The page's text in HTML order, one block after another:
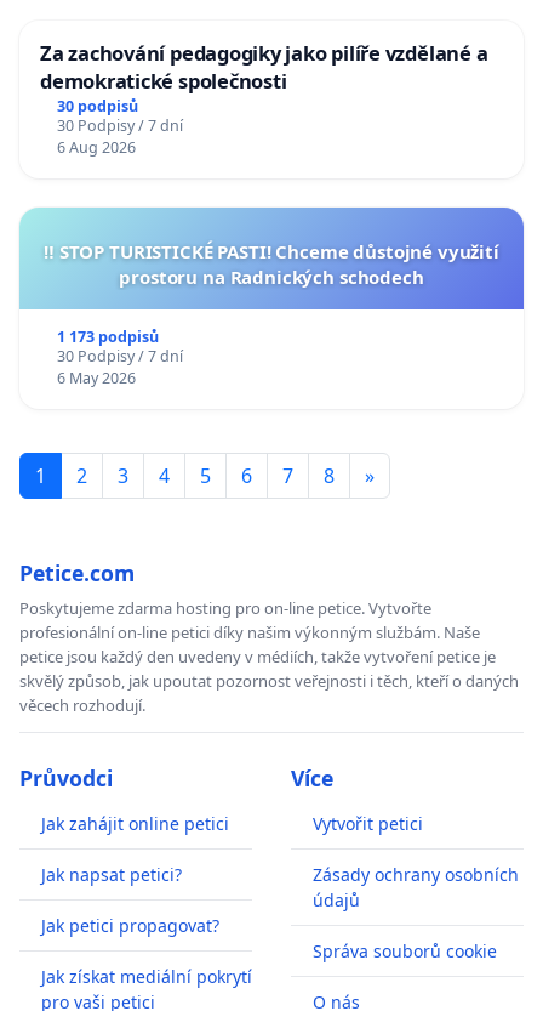
Za zachování pedagogiky jako pilíře vzdělané a
demokratické společnosti
30 podpisů
30 Podpisy / 7 dní
6 Aug 2026
‼️ STOP TURISTICKÉ PASTI! Chceme důstojné využití
prostoru na Radnických schodech
1 173 podpisů
30 Podpisy / 7 dní
6 May 2026
1 2 3 4 5 6 7 8 »
Petice.com
Poskytujeme zdarma hosting pro on-line petice. Vytvořte
profesionální on-line petici díky našim výkonným službám. Naše
petice jsou každý den uvedeny v médiích, takže vytvoření petice je
skvělý způsob, jak upoutat pozornost veřejnosti i těch, kteří o daných
věcech rozhodují.
Průvodci
Jak zahájit online petici
Jak napsat petici?
Jak petici propagovat?
Jak získat mediální pokrytí
pro vaši petici
Více
Vytvořit petici
Zásady ochrany osobních
údajů
Správa souborů cookie
O nás